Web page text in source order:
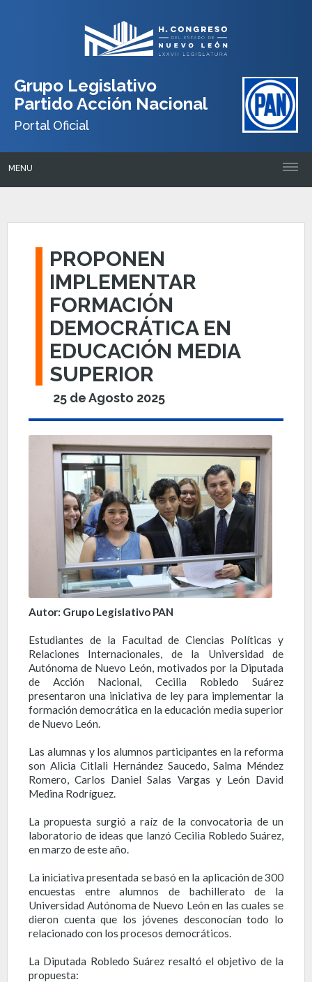
Grupo Legislativo
Partido Acción Nacional
Portal Oficial
MENU
PROPONEN
IMPLEMENTAR
FORMACIÓN
DEMOCRÁTICA EN
EDUCACIÓN MEDIA
SUPERIOR
25 de Agosto 2025
Autor: Grupo Legislativo PAN
Estudiantes de la Facultad de Ciencias Políticas y
Relaciones Internacionales, de la Universidad de
Autónoma de Nuevo León, motivados por la Diputada
de Acción Nacional, Cecilia Robledo Suárez
presentaron una iniciativa de ley para implementar la
formación democrática en la educación media superior
de Nuevo León.
Las alumnas y los alumnos participantes en la reforma
son Alicia Citlali Hernández Saucedo, Salma Méndez
Romero, Carlos Daniel Salas Vargas y León David
Medina Rodríguez.
La propuesta surgió a raíz de la convocatoria de un
laboratorio de ideas que lanzó Cecilia Robledo Suárez,
en marzo de este año.
La iniciativa presentada se basó en la aplicación de 300
encuestas entre alumnos de bachillerato de la
Universidad Autónoma de Nuevo León en las cuales se
dieron cuenta que los jóvenes desconocían todo lo
relacionado con los procesos democráticos.
La Diputada Robledo Suárez resaltó el objetivo de la
propuesta: